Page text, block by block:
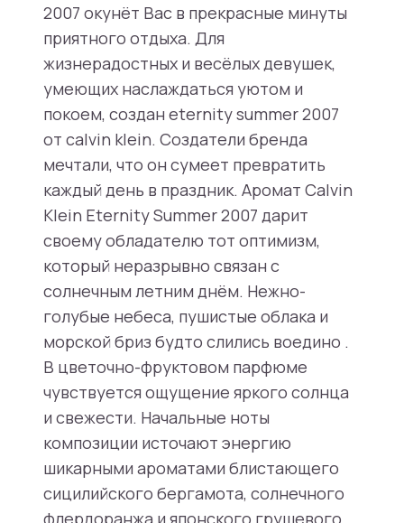
2007 окунёт Вас в прекрасные минуты
приятного отдыха. Для
жизнерадостных и весёлых девушек,
умеющих наслаждаться уютом и
покоем, создан eternity summer 2007
от calvin klein. Создатели бренда
мечтали, что он сумеет превратить
каждый день в праздник. Аромат Calvin
Klein Eternity Summer 2007 дарит
своему обладателю тот оптимизм,
который неразрывно связан с
солнечным летним днём. Нежно-
голубые небеса, пушистые облака и
морской бриз будто слились воедино .
В цветочно-фруктовом парфюме
чувствуется ощущение яркого солнца
и свежести. Начальные ноты
композиции источают энергию
шикарными ароматами блистающего
сицилийского бергамота, солнечного
флердоранжа и японского грушевого